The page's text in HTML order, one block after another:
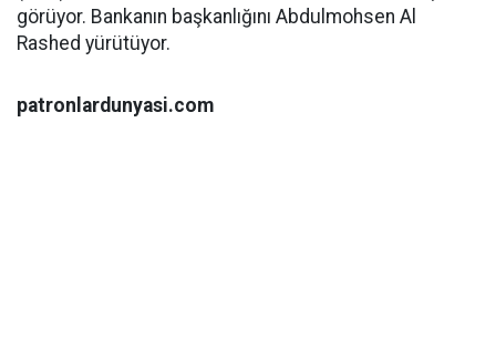
görüyor. Bankanın başkanlığını Abdulmohsen Al
Rashed yürütüyor.
patronlardunyasi.com